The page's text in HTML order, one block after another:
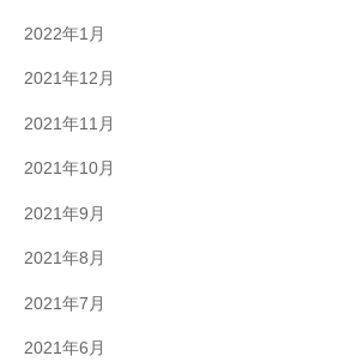
2022年1月
2021年12月
2021年11月
2021年10月
2021年9月
2021年8月
2021年7月
2021年6月